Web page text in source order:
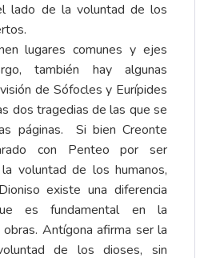
lado de la voluntad de los
lugares comunes y ejes
también hay algunas
de Sófocles y Eurípides
dos tragedias de las que se
páginas. Si bien Creonte
con Penteo por ser
voluntad de los humanos,
existe una diferencia
es fundamental en la
Antígona afirma ser la
de los dioses, sin